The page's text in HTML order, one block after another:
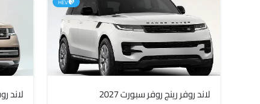
HEV
لاند روفر رينج روفر سبورت 2027 لاند